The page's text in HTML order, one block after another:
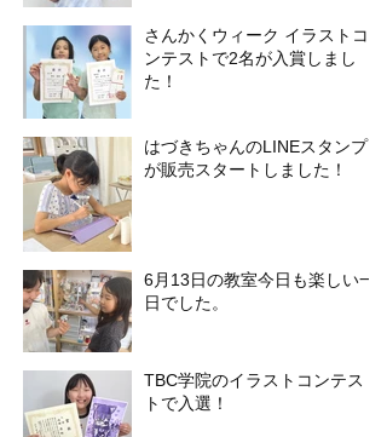
さんかくウィーク イラストコ
ンテストで2名が入賞しまし
た！
はづきちゃんのLINEスタンプ
が販売スタートしました！
6月13日の教室今日も楽しい一
日でした。
TBC学院のイラストコンテス
トで入選！